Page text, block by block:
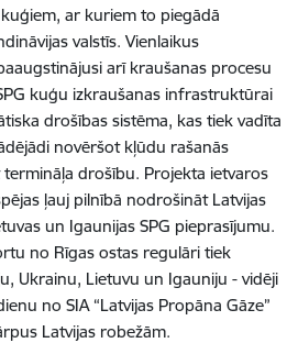
ar kuriem to piegādā
valstīs. Vienlaikus
arī kraušanas procesu
kuģu izkraušanas infrastruktūrai
drošības sistēma, kas tiek vadīta
novēršot kļūdu rašanās
drošību. Projekta ietvaros
ļauj pilnībā nodrošināt Latvijas
un Igaunijas SPG pieprasījumu.
no Rīgas ostas regulāri tiek
Ukrainu, Lietuvu un Igauniju - vidēji
no SIA “Latvijas Propāna Gāze”
Latvijas robežām.